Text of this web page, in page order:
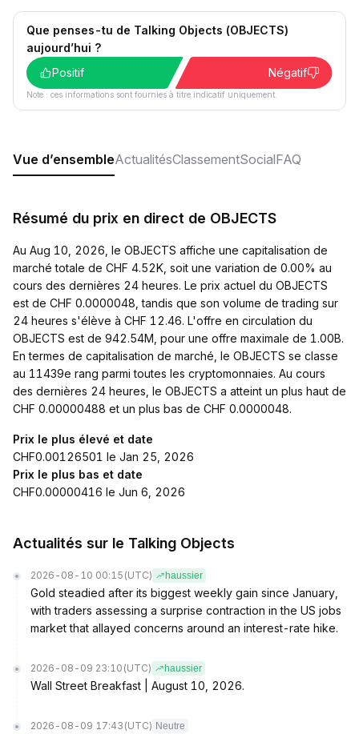
Que penses-tu de Talking Objects (OBJECTS)
aujourd’hui ?
Positif
Négatif
Note : ces informations sont fournies à titre indicatif uniquement.
Vue d’ensembleActualitésClassementSocialFAQ
Résumé du prix en direct de OBJECTS
Au Aug 10, 2026, le OBJECTS affiche une capitalisation de
marché totale de CHF 4.52K, soit une variation de 0.00% au
cours des dernières 24 heures. Le prix actuel du OBJECTS
est de CHF 0.0000048, tandis que son volume de trading sur
24 heures s'élève à CHF 12.46. L'offre en circulation du
OBJECTS est de 942.54M, pour une offre maximale de 1.00B.
En termes de capitalisation de marché, le OBJECTS se classe
au 11439e rang parmi toutes les cryptomonnaies. Au cours
des dernières 24 heures, le OBJECTS a atteint un plus haut de
CHF 0.00000488 et un plus bas de CHF 0.0000048.
Prix le plus élevé et date
CHF0.00126501 le Jan 25, 2026
Prix le plus bas et date
CHF0.00000416 le Jun 6, 2026
Actualités sur le Talking Objects
2026-08-10 00:15 (UTC) haussier
Gold steadied after its biggest weekly gain since January,
with traders assessing a surprise contraction in the US jobs
market that allayed concerns around an interest-rate hike.
2026-08-09 23:10 (UTC) haussier
Wall Street Breakfast | August 10, 2026.
2026-08-09 17:43 (UTC) Neutre